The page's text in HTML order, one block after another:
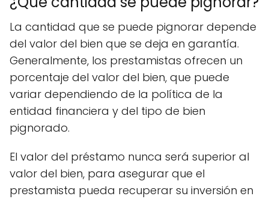
La cantidad que se puede pignorar depende
del valor del bien que se deja en garantía.
Generalmente, los prestamistas ofrecen un
porcentaje del valor del bien, que puede
variar dependiendo de la política de la
entidad financiera y del tipo de bien
pignorado.
El valor del préstamo nunca será superior al
valor del bien, para asegurar que el
prestamista pueda recuperar su inversión en